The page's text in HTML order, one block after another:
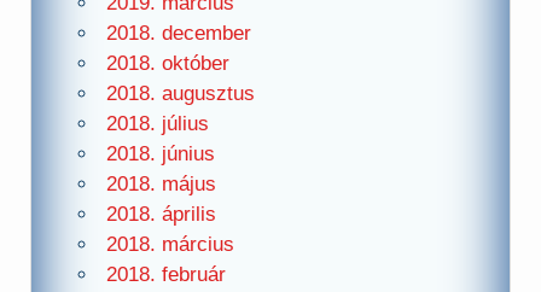
2018. december
2018. október
2018. augusztus
2018. július
2018. június
2018. május
2018. április
2018. március
2018. február